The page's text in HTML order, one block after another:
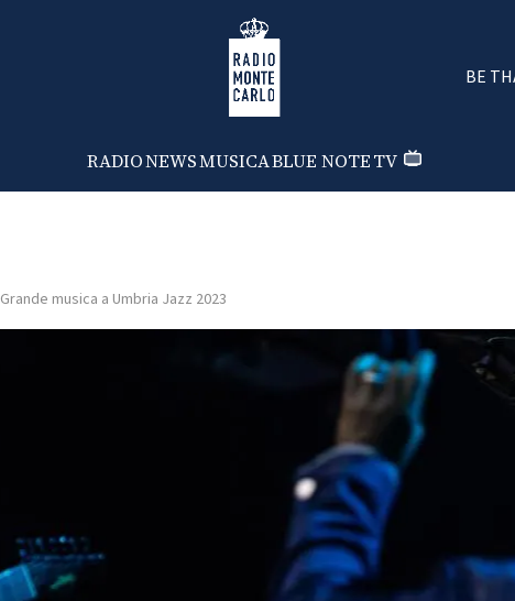
Radio Monte Carlo
RADIONEWSMUSICABLUE NOTETV
BE
Grande musica a Umbria Jazz 2023